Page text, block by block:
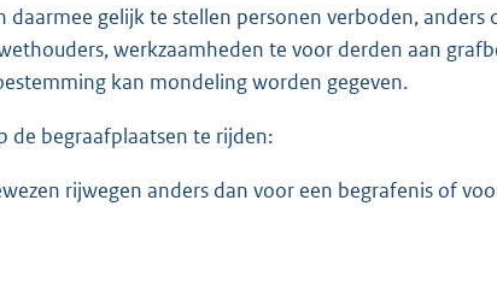
daarmee gelijk te stellen personen verboden,
werkzaamheden te voor derden aan
kan mondeling worden gegeven.
de begraafplaatsen te rijden:
rijwegen anders dan voor een begrafenis of